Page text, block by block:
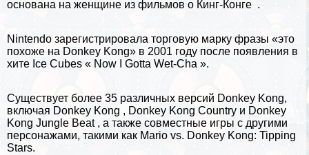
основана на женщине из фильмов о Кинг-Конге .
Nintendo зарегистрировала торговую марку фразы «это
похоже на Donkey Kong» в 2001 году после появления в
хите Ice Cubes « Now I Gotta Wet-Cha ».
Существует более 35 различных версий Donkey Kong,
включая Donkey Kong , Donkey Kong Country и Donkey
Kong Jungle Beat , а также совместные игры с другими
персонажами, такими как Mario vs. Donkey Kong: Tipping
Stars.